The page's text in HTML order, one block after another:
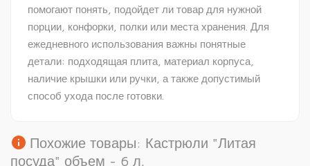
помогают понять, подойдет ли товар для нужной
порции, конфорки, полки или места хранения. Для
ежедневного использования важны понятные
детали: подходящая плита, материал корпуса,
наличие крышки или ручки, а также допустимый
способ ухода после готовки.
info Похожие товары: Кастрюли "Литая
посуда" объем - 6 л.